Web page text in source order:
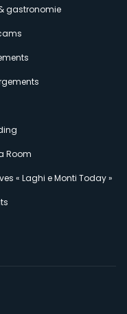
gastronomie
Room
« Laghi e Monti Today »